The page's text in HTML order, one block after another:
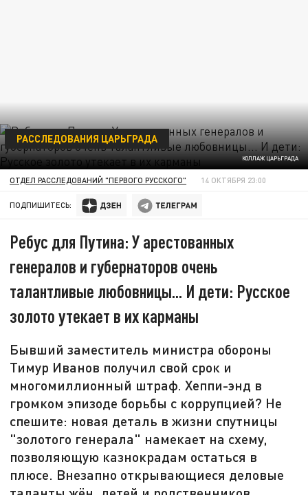
КОЛЛАЖ ЦАРЬГРАДА
РАССЛЕДОВАНИЯ ЦАРЬГРАДА
ОТДЕЛ РАССЛЕДОВАНИЙ "ПЕРВОГО РУССКОГО" 14 ОКТЯБРЯ 23:00
ПОДПИШИТЕСЬ:
Ребус для Путина: У арестованных
генералов и губернаторов очень
талантливые любовницы... И дети: Русское
золото утекает в их карманы
Бывший заместитель министра обороны
Тимур Иванов получил свой срок и
многомиллионный штраф. Хеппи-энд в
громком эпизоде борьбы с коррупцией? Не
спешите: новая деталь в жизни спутницы
"золотого генерала" намекает на схему,
позволяющую казнокрадам остаться в
плюсе. Внезапно открывающиеся деловые